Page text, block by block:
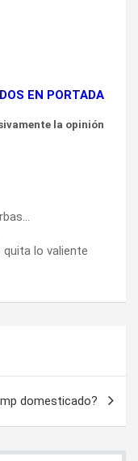
EN PORTADA
la opinión
quita lo valiente
domesticado?